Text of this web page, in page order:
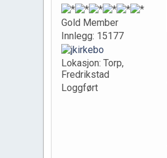
Gold Member
Innlegg: 15177
Lokasjon: Torp,
Fredrikstad
Loggført